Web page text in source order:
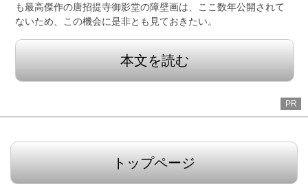
も最高傑作の唐招提寺御影堂の障壁画は、ここ数年公開されて
ないため、この機会に是非とも見ておきたい。
本文を読む
PR
トップページ